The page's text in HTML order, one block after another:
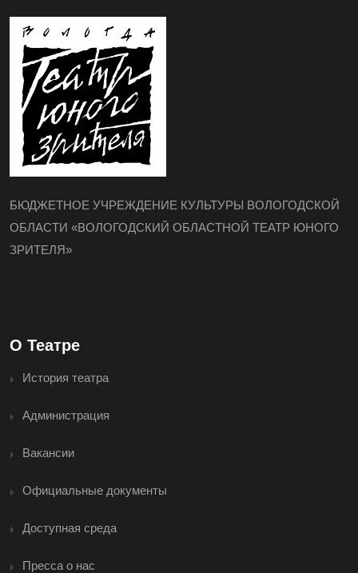
БЮДЖЕТНОЕ УЧРЕЖДЕНИЕ КУЛЬТУРЫ ВОЛОГОДСКОЙ
ОБЛАСТИ «ВОЛОГОДСКИЙ ОБЛАСТНОЙ ТЕАТР ЮНОГО
ЗРИТЕЛЯ»
О Театре
История театра
Администрация
Вакансии
Официальные документы
Доступная среда
Пресса о нас